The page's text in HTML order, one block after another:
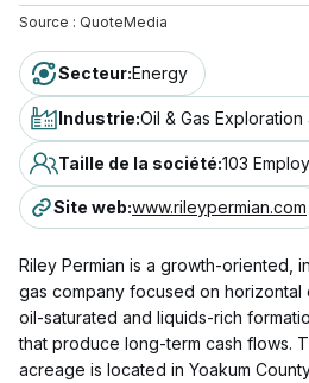
Source : QuoteMedia
Secteur:Energy
Industrie:Oil & Gas
Taille de la société:103
Site web:www.rileypermian.com
Riley Permian is a growth-oriented,
gas company focused on horizontal
oil-saturated and liquids-rich
that produce long-term cash flows.
acreage is located in Yoakum